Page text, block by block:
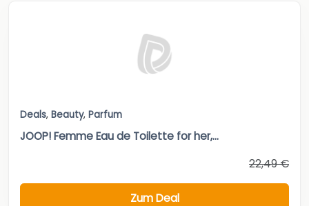
Deals, Beauty, Parfum
JOOP! Femme Eau de Toilette for her,...
22,49 €
Zum Deal